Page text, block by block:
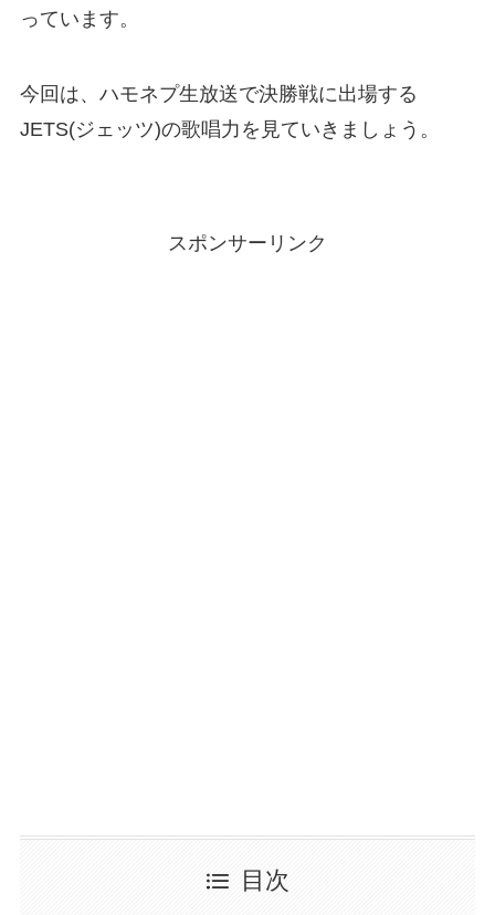
っています。
今回は、ハモネプ生放送で決勝戦に出場する
JETS(ジェッツ)の歌唱力を見ていきましょう。
スポンサーリンク
目次